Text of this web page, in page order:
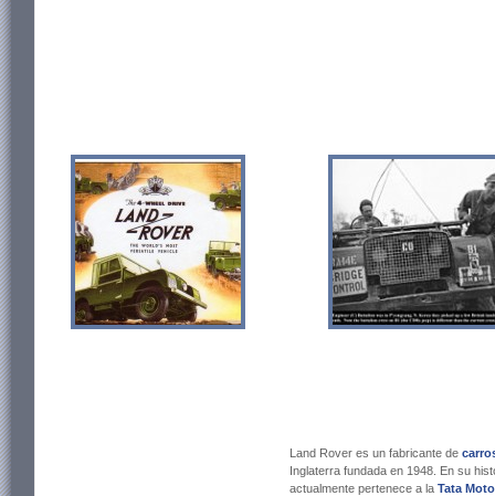
Land Rover es un fabricante de
Inglaterra fundada en 1948. En su
actualmente pertenece a la Tata